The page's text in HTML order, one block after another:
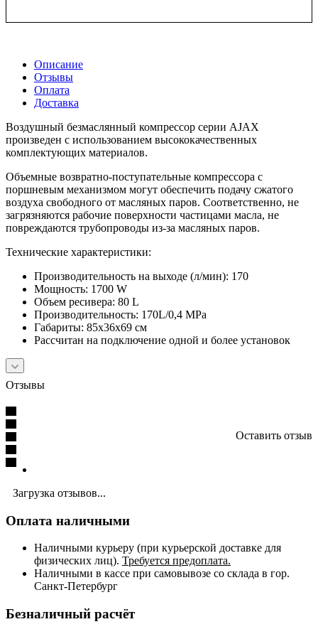
Описание
Отзывы
Оплата
Доставка
Воздушный безмаслянный компрессор серии AJAX
произведен с использованием высококачественных
комплектующих материалов.
Объемные возвратно-поступательные компрессора с
поршневым механизмом могут обеспечить подачу сжатого
воздуха свободного от масляных паров. Соответственно, не
загрязняются рабочие поверхности частицами масла, не
повреждаются трубопроводы из-за масляных паров.
Технические характеристики:
Производительность на выходе (л/мин): 170
Мощность: 1700 W
Объем ресивера: 80 L
Производительность: 170L/0,4 MPa
Габариты: 85х36х69 см
Рассчитан на подключение одной и более установок
Отзывы
Оставить отзыв
Загрузка отзывов...
Оплата наличными
Наличными курьеру (при курьерской доставке для
физических лиц). Требуется предоплата.
Наличными в кассе при самовывозе со склада в гор.
Санкт-Петербург
Безналичный расчёт